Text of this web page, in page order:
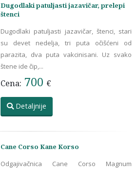
Dugodlaki patuljasti jazavičar, prelepi
štenci
Dugodlaki patuljasti jazavičar, štenci, stari
su devet nedelja, tri puta očišćeni od
parazita, dva puta vakcinisani. Uz svako
štene ide čip,...
Cena: 700 €
Detaljnije
Cane Corso Kane Korso
Odgajivačnica Cane Corso Magnum